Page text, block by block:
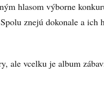
hlasom výborne
znejú dokonale a ich
ale vcelku je album